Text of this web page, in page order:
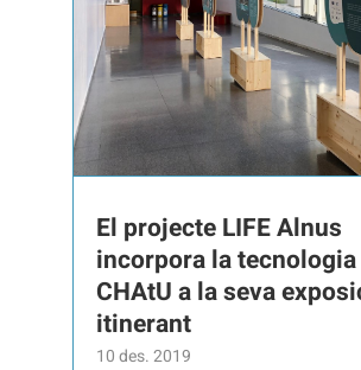
El projecte LIFE Alnus
incorpora la tecnologia
CHAtU a la seva
itinerant
10 des. 2019